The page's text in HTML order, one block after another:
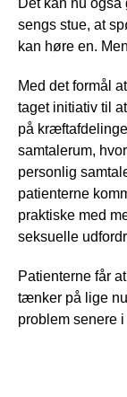
sengs stue, at
kan høre en.
Med det formål
taget initiativ til
på
samtalerum,
personlig
patienterne
praktiske med
seksuelle
Patienterne får
tænker på lige
problem senere